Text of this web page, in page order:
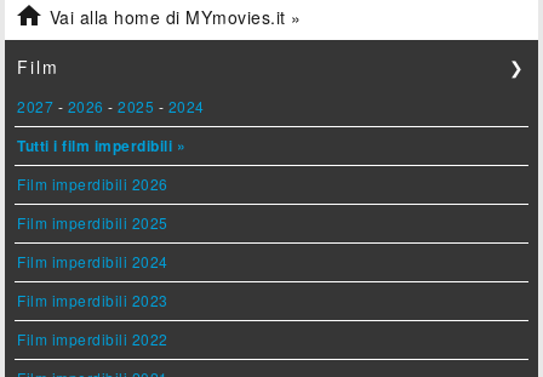
 Vai alla home di MYmovies.it »
Film ❯
2027 - 2026 -2025 - 2024
Tutti i film imperdibili »
Film imperdibili 2026
Film imperdibili 2025
Film imperdibili 2024
Film imperdibili 2023
Film imperdibili 2022